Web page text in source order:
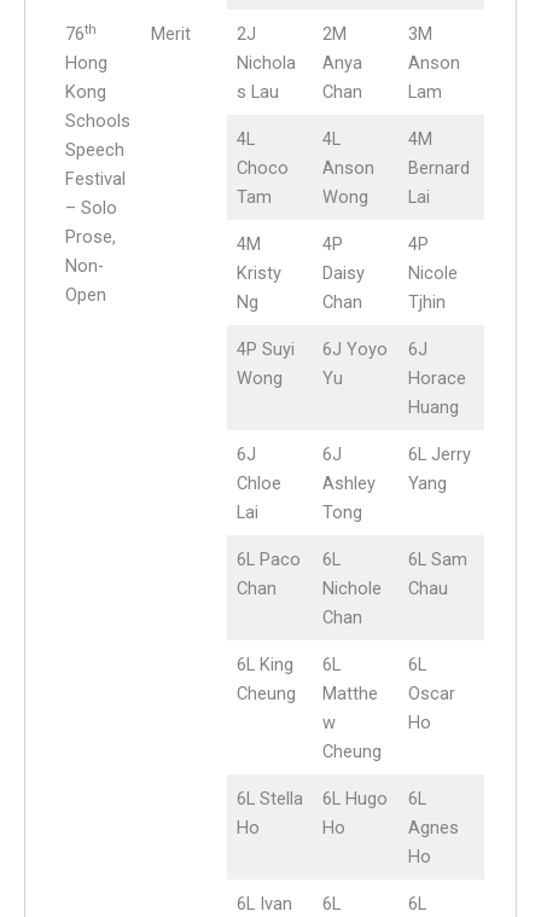
76th
Hong
Kong
Schools
Speech
Festival
– Solo
Prose,
Non-
Open
Merit
2J
Nichola
s Lau
2M
Anya
Chan
3M
Anson
Lam
4L
Choco
Tam
4L
Anson
Wong
4M
Bernard
Lai
4M
Kristy
Ng
4P
Daisy
Chan
4P
Nicole
Tjhin
4P Suyi
Wong
6J Yoyo
Yu
6J
Horace
Huang
6J
Chloe
Lai
6J
Ashley
Tong
6L Jerry
Yang
6L Paco
Chan
6L
Nichole
Chan
6L Sam
Chau
6L King
Cheung
6L
Matthe
w
Cheung
6L
Oscar
Ho
6L Stella
Ho
6L Hugo
Ho
6L
Agnes
Ho
6L Ivan
6L
6L